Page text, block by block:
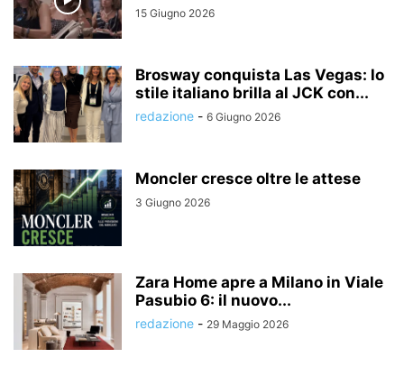
15 Giugno 2026
Brosway conquista Las Vegas: lo
stile italiano brilla al JCK con...
redazione - 6 Giugno 2026
Moncler cresce oltre le attese
3 Giugno 2026
Zara Home apre a Milano in Viale
Pasubio 6: il nuovo...
redazione - 29 Maggio 2026